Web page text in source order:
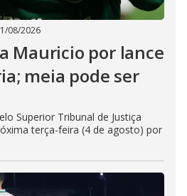
08/2026
Mauricio por lance
meia pode ser
Superior Tribunal de Justiça
terça-feira (4 de agosto) por